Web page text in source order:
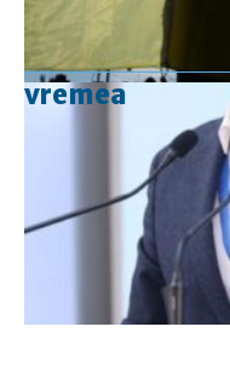
vremea